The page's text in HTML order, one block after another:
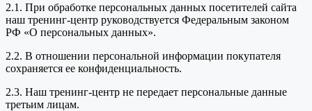
2.1. При обработке персональных данных посетителей сайта
наш тренинг-центр руководствуется Федеральным законом
РФ «О персональных данных».
2.2. В отношении персональной информации покупателя
сохраняется ее конфиденциальность.
2.3. Наш тренинг-центр не передает персональные данные
третьим лицам.